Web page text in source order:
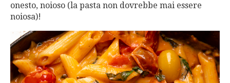
onesto, noioso (la pasta non dovrebbe mai essere
noiosa)!